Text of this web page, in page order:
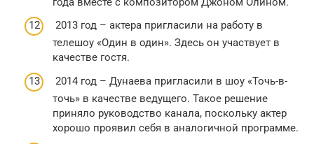
2013 год – актера пригласили на работу в
телешоу «Один в один». Здесь он участвует в
качестве гостя.
2014 год – Дунаева пригласили в шоу «Точь-в-
точь» в качестве ведущего. Такое решение
приняло руководство канала, поскольку актер
хорошо проявил себя в аналогичной программе.